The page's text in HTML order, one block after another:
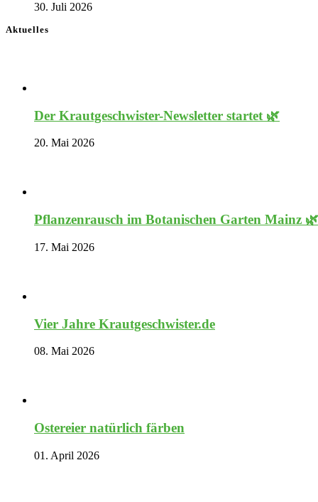
30. Juli 2026
Aktuelles
Der Krautgeschwister-Newsletter startet 🌿
20. Mai 2026
Pflanzenrausch im Botanischen Garten Mainz 🌿
17. Mai 2026
Vier Jahre Krautgeschwister.de
08. Mai 2026
Ostereier natürlich färben
01. April 2026